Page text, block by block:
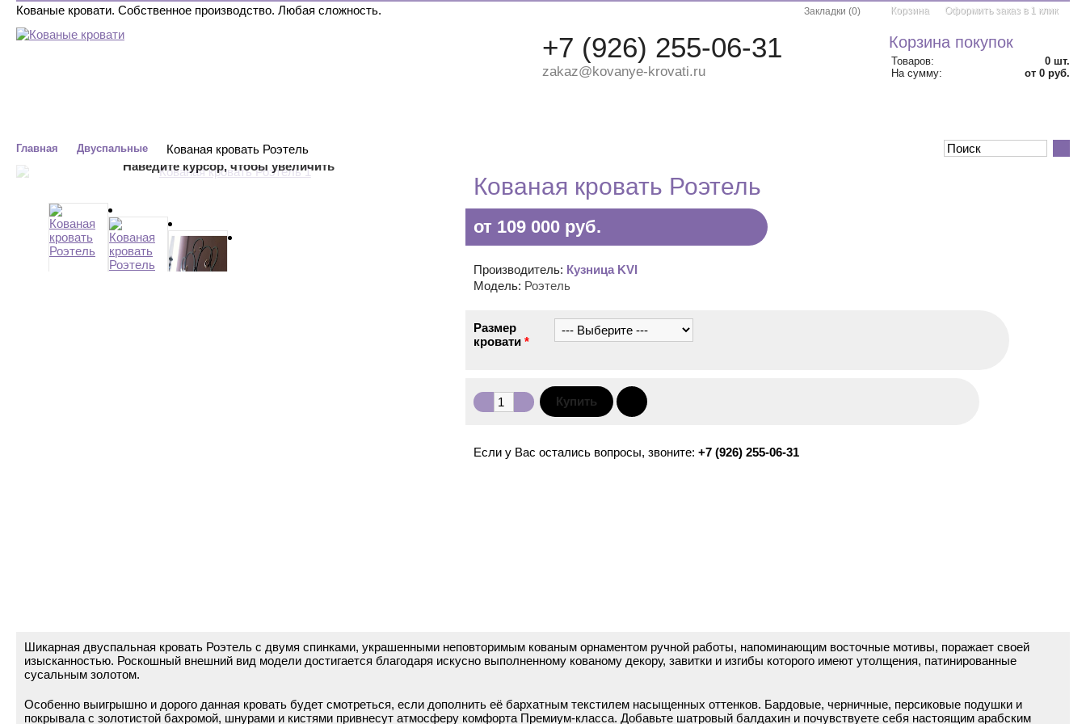
Корзина Оформить заказ в 1 клик
Закладки (0)
Кованые кровати. Собственное производство. Любая сложность.
+7 (926) 255-06-31
zakaz@kovanye-krovati.ru
Корзина покупок
Товаров: 0шт.
На сумму:
от 0 руб.
Главная Двуспальные
Кованая кровать Роэтель
Наведите курсор, чтобы увеличить
Кованая кровать Роэтель
от 109 000 руб.
Производитель: Кузница KVI
Модель: Роэтель
Размер
кровати *
Если у Вас остались вопросы, звоните: +7 (926) 255-06-31
Шикарная двуспальная кровать Роэтель с двумя спинками, украшенными неповторимым кованым орнаментом ручной работы, напоминающим восточные мотивы, поражает своей
изысканностью. Роскошный внешний вид модели достигается благодаря искусно выполненному кованому декору, завитки и изгибы которого имеют утолщения, патинированные
сусальным золотом.
Особенно выигрышно и дорого данная кровать будет смотреться, если дополнить её бархатным текстилем насыщенных оттенков. Бардовые, черничные, персиковые подушки и
покрывала с золотистой бахромой, шнурами и кистями привнесут атмосферу комфорта Премиум-класса. Добавьте шатровый балдахин и почувствуете себя настоящим арабским